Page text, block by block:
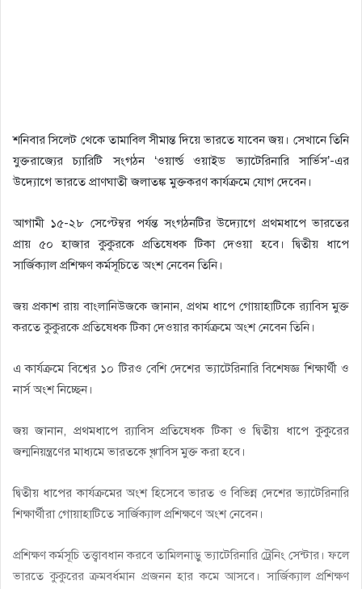
শনিবার সিলেট থেকে তামাবিল সীমান্ত দিয়ে ভারতে যাবেন জয়। সেখানে তিনি
যুক্তরাজ্যের চ্যারিটি সংগঠন ‘ওয়ার্ল্ড ওয়াইড ভ্যাটেরিনারি সার্ভিস’-এর
উদ্যোগে ভারতে প্রাণঘাতী জলাতঙ্ক মুক্তকরণ কার্যক্রমে যোগ দেবেন।
আগামী ১৫-২৮ সেপ্টেম্বর পর্যন্ত সংগঠনটির উদ্যোগে প্রথমধাপে ভারতের
প্রায় ৫০ হাজার কুকুরকে প্রতিষেধক টিকা দেওয়া হবে। দ্বিতীয় ধাপে
সার্জিক্যাল প্রশিক্ষণ কর্মসূচিতে অংশ নেবেন তিনি।
জয় প্রকাশ রায় বাংলানিউজকে জানান, প্রথম ধাপে গোয়াহাটিকে র‌্যাবিস মুক্ত
করতে কুকুরকে প্রতিষেধক টিকা দেওয়ার কার্যক্রমে অংশ নেবেন তিনি।
এ কার্যক্রমে বিশ্বের ১০ টিরও বেশি দেশের ভ্যাটেরিনারি বিশেষজ্ঞ শিক্ষার্থী ও
নার্স অংশ নিচ্ছেন।
জয় জানান, প্রথমধাপে র‌্যাবিস প্রতিষেধক টিকা ও দ্বিতীয় ধাপে কুকুরের
জন্মনিয়ন্ত্রণের মাধ্যমে ভারতকে ৠাবিস মুক্ত করা হবে।
দ্বিতীয় ধাপের কার্যক্রমের অংশ হিসেবে ভারত ও বিভিন্ন দেশের ভ্যাটেরিনারি
শিক্ষার্থীরা গোয়াহাটিতে সার্জিক্যাল প্রশিক্ষণে অংশ নেবেন।
প্রশিক্ষণ কর্মসূচি তত্ত্বাবধান করবে তামিলনাড়ু ভ্যাটেরিনারি ট্রেনিং সেন্টার। ফলে
ভারতে কুকুরের ক্রমবর্ধমান প্রজনন হার কমে আসবে। সার্জিক্যাল প্রশিক্ষণ